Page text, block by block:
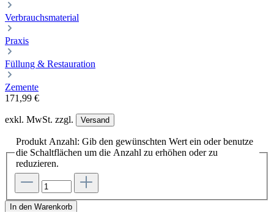
Verbrauchsmaterial
Praxis
Füllung & Restauration
Zemente
171,99 €
exkl. MwSt. zzgl. Versand
Produkt Anzahl: Gib den gewünschten Wert ein oder benutze
die Schaltflächen um die Anzahl zu erhöhen oder zu
reduzieren.
In den Warenkorb